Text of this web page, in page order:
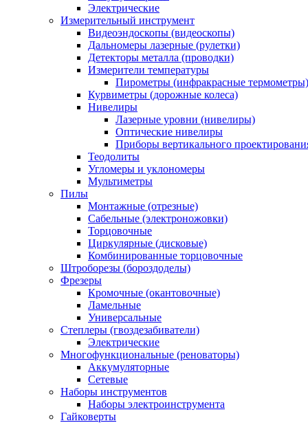
Электрические
Измерительный инструмент
Видеоэндоскопы (видеоскопы)
Дальномеры лазерные (рулетки)
Детекторы металла (проводки)
Измерители температуры
Пирометры (инфракрасные термометры)
Курвиметры (дорожные колеса)
Нивелиры
Лазерные уровни (нивелиры)
Оптические нивелиры
Приборы вертикального
Теодолиты
Угломеры и уклономеры
Мультиметры
Пилы
Монтажные (отрезные)
Сабельные (электроножовки)
Торцовочные
Циркулярные (дисковые)
Комбинированные торцовочные
Штроборезы (бороздоделы)
Фрезеры
Кромочные (окантовочные)
Ламельные
Универсальные
Степлеры (гвоздезабиватели)
Электрические
Многофункциональные (реноваторы)
Аккумуляторные
Сетевые
Наборы инструментов
Наборы электроинструмента
Гайковерты